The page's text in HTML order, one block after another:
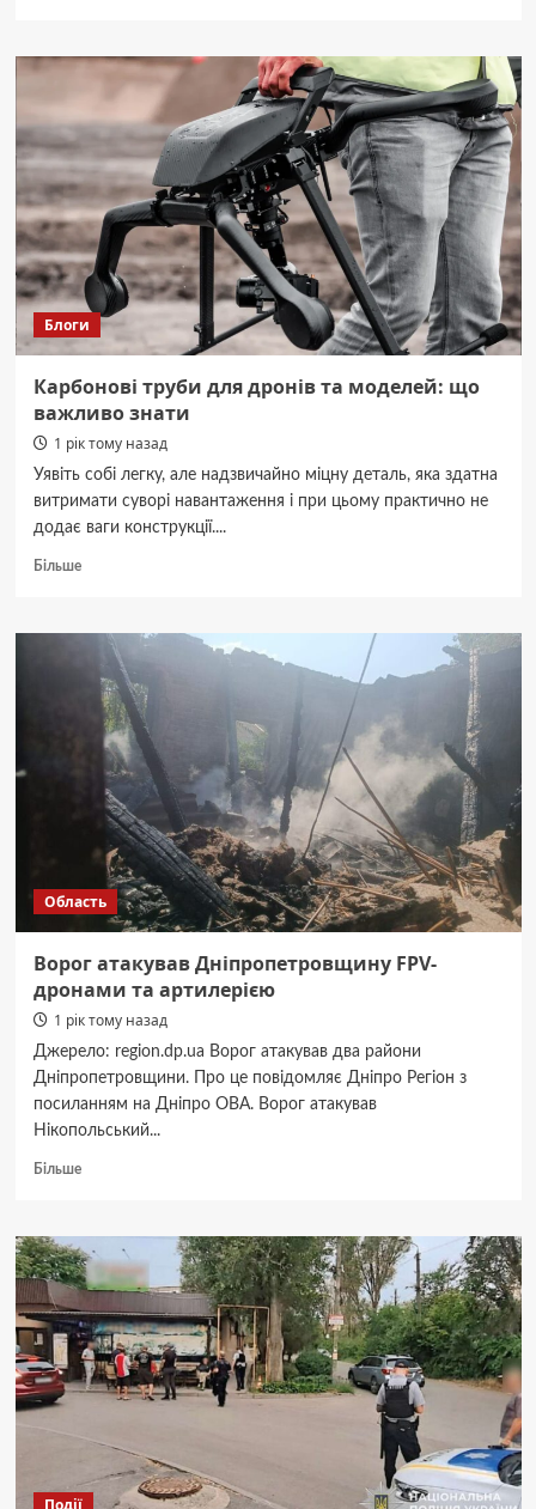
шахрая,
гроші
“працевлаштування”
Офісі
генпрокурора
Блоги
Карбонові труби для дронів та моделей: що
важливо знати
1 рік тому назад
Уявіть собі легку, але надзвичайно міцну деталь, яка здатна
витримати суворі навантаження і при цьому практично не
додає ваги конструкції....
БільшеДокладніше
труби
дронів
моделей:
важливо
знати
Область
Ворог атакував Дніпропетровщину FPV-
дронами та артилерією
1 рік тому назад
Джерело: region.dp.ua Ворог атакував два райони
Дніпропетровщини. Про це повідомляє Дніпро Регіон з
посиланням на Дніпро ОВА. Ворог атакував
Нікопольський...
БільшеДокладніше
атакував
Дніпропетровщину
FPV-
та
артилерією
Події